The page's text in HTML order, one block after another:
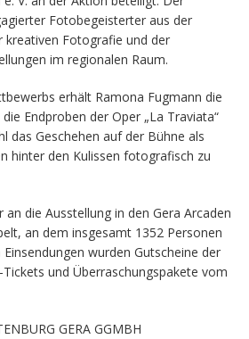
Fotobegeisterter aus der
kreativen Fotografie und der
im regionalen Raum.
erhält Ramona Fugmann die
Endproben der Oper „La Traviata“
das Geschehen auf der Bühne als
hinter den Kulissen fotografisch zu
an die Ausstellung in den Gera Arcaden
an dem insgesamt 1352 Personen
wurden Gutscheine der
und Überraschungspakete vom
GERA GGMBH